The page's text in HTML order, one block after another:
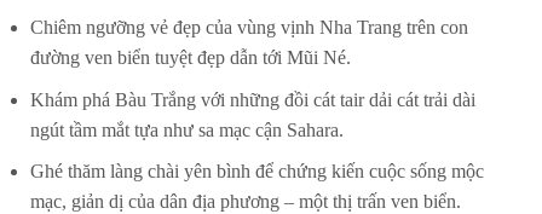
Chiêm ngưỡng vẻ đẹp của vùng vịnh Nha Trang trên con
đường ven biển tuyệt đẹp dẫn tới Mũi Né.
Khám phá Bàu Trắng với những đồi cát tair dải cát trải dài
ngút tầm mắt tựa như sa mạc cận Sahara.
Ghé thăm làng chài yên bình để chứng kiến cuộc sống mộc
mạc, giản dị của dân địa phương – một thị trấn ven biển.